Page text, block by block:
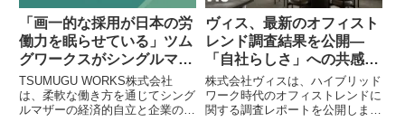
「画一的な採用が日本の労
働力を眠らせている」ツム
グワークスがシングルマザ
ーの活躍を可視化する「イ
ンパクトレポート2026
年」を公開
TSUMUGU WORKS株式会社
は、柔軟な働き方を通じてシング
ルマザーの経済的自立と企業の採
ヴィス、最新のオフィスト
レンド調査結果を公開—
「自社らしさ」への共感が
出社強制感を4分の1に低減
株式会社ヴィスは、ハイブリッド
ワーク時代のオフィストレンドに
関する調査レポートを公開しまし